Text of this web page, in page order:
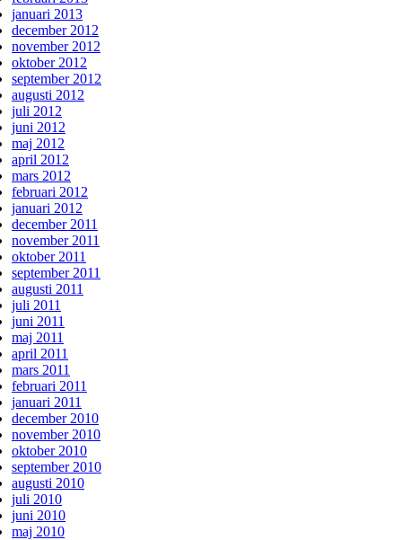
januari 2013
december 2012
november 2012
oktober 2012
september 2012
augusti 2012
juli 2012
juni 2012
maj 2012
april 2012
mars 2012
februari 2012
januari 2012
december 2011
november 2011
oktober 2011
september 2011
augusti 2011
juli 2011
juni 2011
maj 2011
april 2011
mars 2011
februari 2011
januari 2011
december 2010
november 2010
oktober 2010
september 2010
augusti 2010
juli 2010
juni 2010
maj 2010